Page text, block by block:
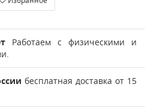
Работаем с физическими и
бесплатная доставка от 15